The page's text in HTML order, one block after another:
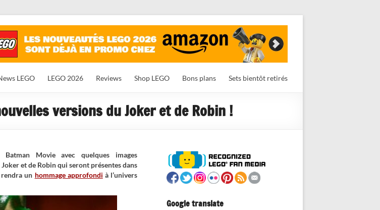
LEGO LEGO 2026 Reviews Shop LEGO Bons plans Sets bientôt retirés
versions du Joker et de Robin !
Movie avec quelques images
et de Robin qui seront présentes dans
un hommage approfondi à l’univers
Google translate